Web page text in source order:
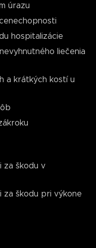
úrazu
hospitalizácie
liečenia
a krátkých kostí u
za škodu v
škodu pri výkone